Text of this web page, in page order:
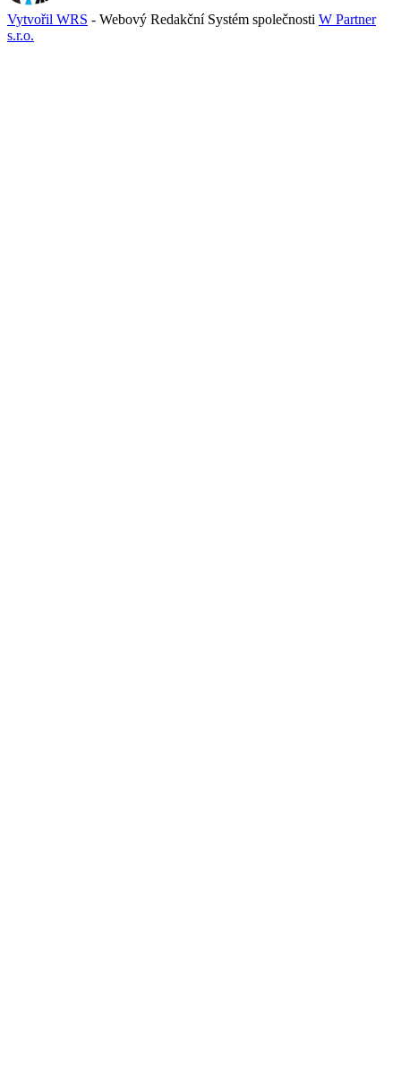
Vytvořil WRS - Webový Redakční Systém společnosti W Partner
s.r.o.